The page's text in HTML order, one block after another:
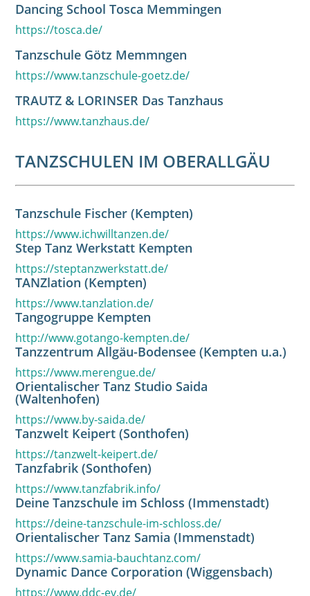
Dancing School Tosca Memmingen
https://tosca.de/
Tanzschule Götz Memmngen
https://www.tanzschule-goetz.de/
TRAUTZ & LORINSER Das Tanzhaus
https://www.tanzhaus.de/
TANZSCHULEN IM OBERALLGÄU
Tanzschule Fischer (Kempten)
https://www.ichwilltanzen.de/
Step Tanz Werkstatt Kempten
https://steptanzwerkstatt.de/
TANZlation (Kempten)
https://www.tanzlation.de/
Tangogruppe Kempten
http://www.gotango-kempten.de/
Tanzzentrum Allgäu-Bodensee (Kempten u.a.)
https://www.merengue.de/
Orientalischer Tanz Studio Saida
(Waltenhofen)
https://www.by-saida.de/
Tanzwelt Keipert (Sonthofen)
https://tanzwelt-keipert.de/
Tanzfabrik (Sonthofen)
https://www.tanzfabrik.info/
Deine Tanzschule im Schloss (Immenstadt)
https://deine-tanzschule-im-schloss.de/
Orientalischer Tanz Samia (Immenstadt)
https://www.samia-bauchtanz.com/
Dynamic Dance Corporation (Wiggensbach)
https://www.ddc-ev.de/